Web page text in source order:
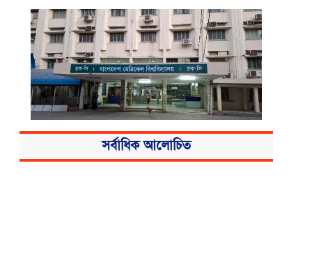
বিএসএমএমইউয়ের নতুন নাম বাংলাদেশ
মেডিকেল বিশ্ববিদ্যালয়
সর্বাধিক আলোচিত